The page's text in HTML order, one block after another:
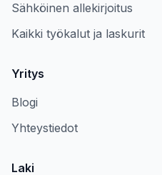
Sähköinen allekirjoitus
Kaikki työkalut ja laskurit
Yritys
Blogi
Yhteystiedot
Laki